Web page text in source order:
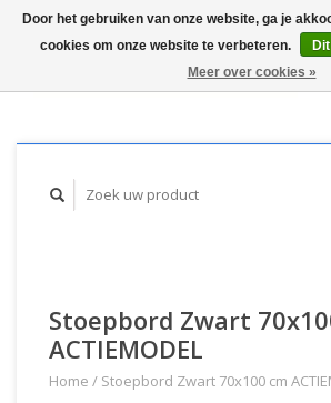
Stoepbord Zwart
ACTIEMODEL
Home / Stoepbord Zwart 70x100 cm
Door het gebruiken van onze website, ga je
cookies om onze website te verbeteren.
Meer over cookies »